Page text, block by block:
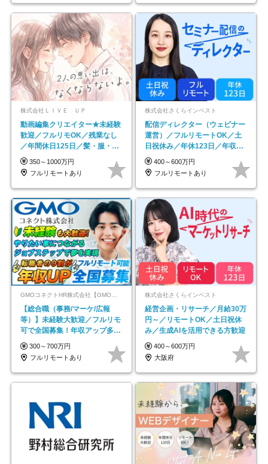
株式会社ＬＩＶＥ ＵＰ
動画編集クリエイター★未経験
歓迎／フルリモOK／残業なし
／年間休日125日／髪・服・ネ
イル自由／研修充実で安心
350～1000万円
フルリモートあり
株式会社さくらインベスト
配信ディレクター（ウェビナー
運営）／フルリモートOK／土
日祝休み／年休123日／年収
600万円可
400～600万円
フルリモートあり
GMOコネクトHR株式会社【GMOインターネットグループ】
【総合職（事務/マーケ/広報
等）】未経験大歓迎／フルリモ
可で全国募集！年収アップ多数
★年休最大130日★
300～700万円
フルリモートあり
株式会社さくらインベスト
経営企画・リサーチ／月給30万
円～／リモートOK／土日祝休
み／生成AIを活用できる方歓迎
400～600万円
大阪府